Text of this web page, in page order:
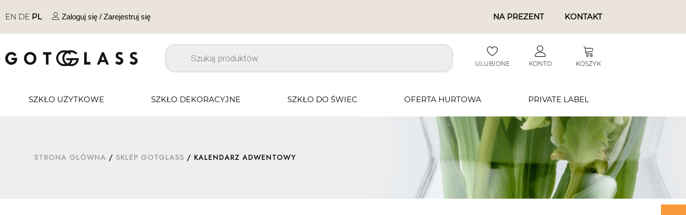
EN DE PL Zaloguj się / Zarejestruj się NA PREZENT KONTAKT
ULUBIONE KONTO KOSZYK
SZKŁO UŻYTKOWE SZKŁO DEKORACYJNE SZKŁO DO ŚWIEC OFERTA HURTOWA PRIVATE LABEL
STRONA GŁÓWNA / SKLEP GOTGLASS / KALENDARZ ADWENTOWY